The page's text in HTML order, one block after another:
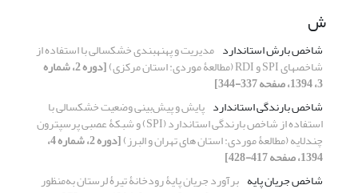
ش
شاخص بارش استاندارد‏ مدیریت و پهنه‏بندی خشکسالی با استفاده از
شاخص‏های SPI و RDI (مطالعۀ موردی: استان مرکزی) [دوره 2، شماره
3، 1394، صفحه 337-344]
شاخص بارندگی استاندارد پایش و پیش‌‏بینی وضعیت خشکسالی با
استفاده از شاخص بارندگی استاندارد (SPI) و شبکۀ عصبی پرسپترون
چندلایه (مطالعۀ موردی: استان‏ های تهران و البرز) [دوره 2، شماره 4،
1394، صفحه 417-428]
شاخص جریان پایه برآورد جریان پایۀ رودخانۀ تیرۀ لرستان به‌منظور